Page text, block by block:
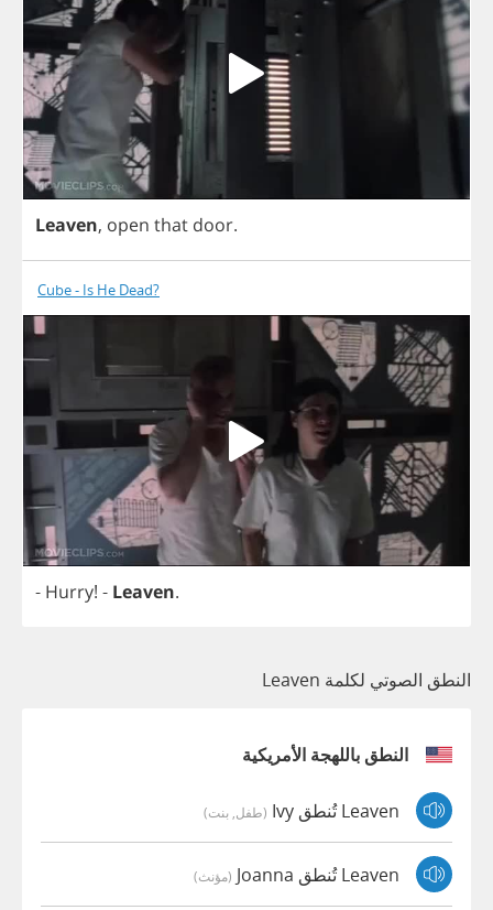
Leaven, open that door.
Cube - Is He Dead?
- Hurry! - Leaven.
النطق الصوتي لكلمة Leaven
النطق باللهجة الأمريكية
Leaven تُنطق Ivy (طفل, بنت)
Leaven تُنطق Joanna (مؤنث)